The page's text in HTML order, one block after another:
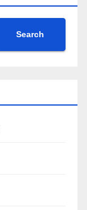
Search